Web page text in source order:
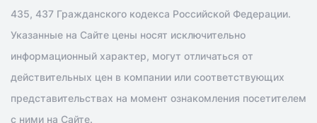
435, 437 Гражданского кодекса Российской Федерации.
Указанные на Сайте цены носят исключительно
информационный характер, могут отличаться от
действительных цен в компании или соответствующих
представительствах на момент ознакомления посетителем
с ними на Сайте.